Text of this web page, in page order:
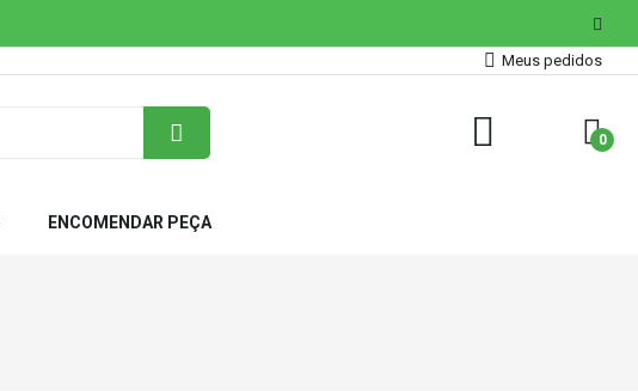
Meus pedidos
0
ENCOMENDAR PEÇA